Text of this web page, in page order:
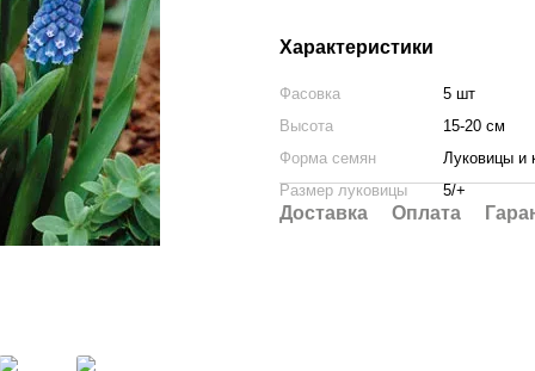
Характеристики
Фасовка
5 шт
Высота
15-20 см
Форма семян
Луковицы и
Размер луковицы
5/+
Доставка Оплата